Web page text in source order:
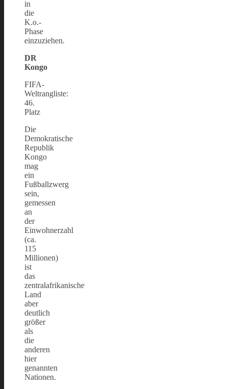
in
die
K.o.-
Phase
einzuziehen.
DR
Kongo
FIFA-
Weltrangliste:
46.
Platz
Die
Demokratische
Republik
Kongo
mag
ein
Fußballzwerg
sein,
gemessen
an
der
Einwohnerzahl
(ca.
115
Millionen)
ist
das
zentralafrikanische
Land
aber
deutlich
größer
als
die
anderen
hier
genannten
Nationen.